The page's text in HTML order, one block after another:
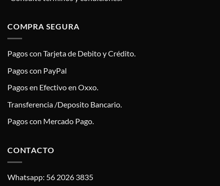
COMPRA SEGURA
Pagos con Tarjeta de Debito y Crédito.
Pagos con PayPal
Pagos en Efectivo en Oxxo.
Transferencia /Deposito Bancario.
Pagos con Mercado Pago.
CONTACTO
Whatsapp: 56 2026 3835